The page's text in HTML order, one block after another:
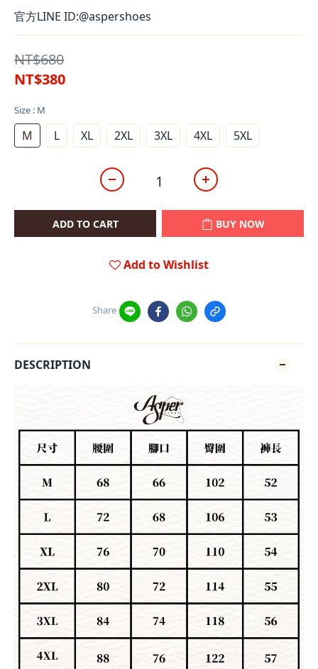
官方LINE ID:@aspershoes
NT$680
NT$380
Size : M
M L XL 2XL 3XL 4XL 5XL
ADD TO CART BUY NOW
Add to Wishlist
Share
DESCRIPTION